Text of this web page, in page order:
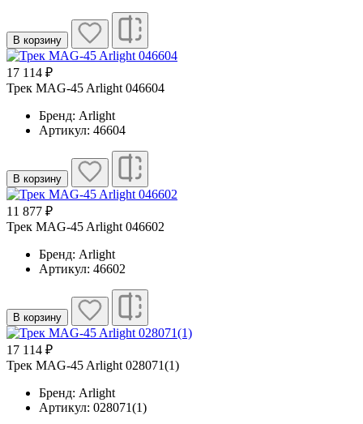
В корзину
17 114 ₽
Трек MAG-45 Arlight 046604
Бренд: Arlight
Артикул: 46604
В корзину
11 877 ₽
Трек MAG-45 Arlight 046602
Бренд: Arlight
Артикул: 46602
В корзину
17 114 ₽
Трек MAG-45 Arlight 028071(1)
Бренд: Arlight
Артикул: 028071(1)